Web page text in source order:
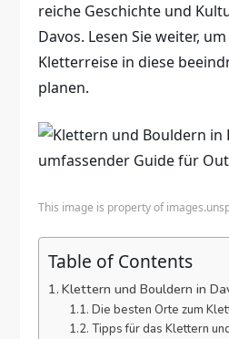
reiche Geschichte und
Davos. Lesen Sie weiter,
Kletterreise in diese
planen.
This image is property of
Table of Contents
Klettern und Bouldern in
Die besten Orte zum
Tipps für das Klettern